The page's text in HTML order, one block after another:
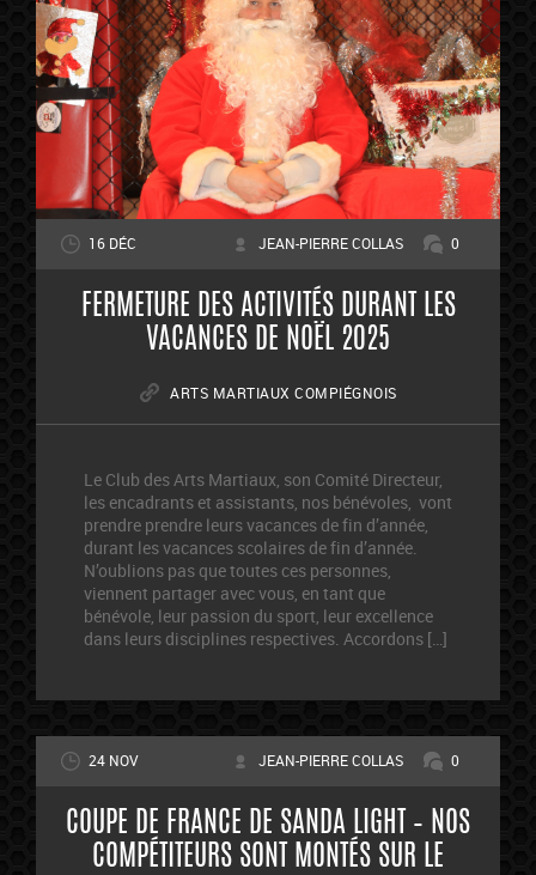
16 DÉC JEAN-PIERRE COLLAS 0
FERMETURE DES ACTIVITÉS DURANT LES
VACANCES DE NOËL 2025
ARTS MARTIAUX COMPIÉGNOIS
Le Club des Arts Martiaux, son Comité Directeur,
les encadrants et assistants, nos bénévoles, vont
prendre prendre leurs vacances de fin d’année,
durant les vacances scolaires de fin d’année.
N’oublions pas que toutes ces personnes,
viennent partager avec vous, en tant que
bénévole, leur passion du sport, leur excellence
dans leurs disciplines respectives. Accordons […]
24 NOV JEAN-PIERRE COLLAS 0
COUPE DE FRANCE DE SANDA LIGHT – NOS
COMPÉTITEURS SONT MONTÉS SUR LE